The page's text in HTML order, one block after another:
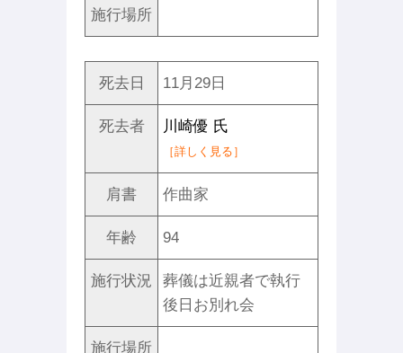
施行場所
死去日 11月29日
死去者 川崎優 氏
［詳しく見る］
肩書 作曲家
年齢 94
施行状況
葬儀は近親者で執行
後日お別れ会
施行場所